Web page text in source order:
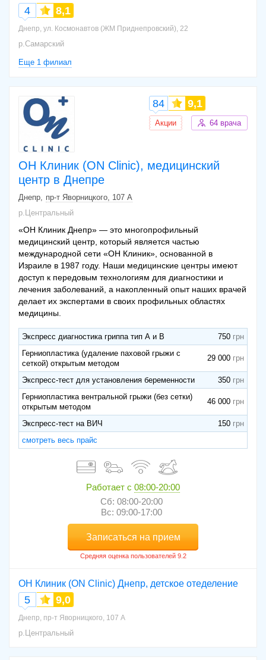
4 8,1
Днепр, ул. Космонавтов (ЖМ Приднепровский), 22
р.Самарский
Еще 1 филиал
ОН Клиник (ON Clinic), медицинский
центр в Днепре
84 9,1
Акции 64 врача
Днепр
пр-т Яворницкого, 107 А
р.Центральный
«ОН Клиник Днепр» — это многопрофильный
медицинский центр, который является частью
международной сети «ОН Клиник», основанной в
Израиле в 1987 году. Наши медицинские центры имеют
доступ к передовым технологиям для диагностики и
лечения заболеваний, а накопленный опыт наших врачей
делает их экспертами в своих профильных областях
медицины.
Экспресс диагностика гриппа тип А и В
750
Герниопластика (удаление паховой грыжи с
сеткой) открытым методом
29 000
Экспресс-тест для установления беременности
350
Герниопластика вентральной грыжи (без сетки)
открытым методом
46 000
Экспресс-тест на ВИЧ
150
смотреть весь прайс
Работает с 08:00-20:00
Сб: 08:00-20:00
Вс: 09:00-17:00
Записаться на прием
ОН Клиник (ON Clinic) Днепр, детское отеделение
5 9,0
Днепр, пр-т Яворницкого, 107 А
р.Центральный